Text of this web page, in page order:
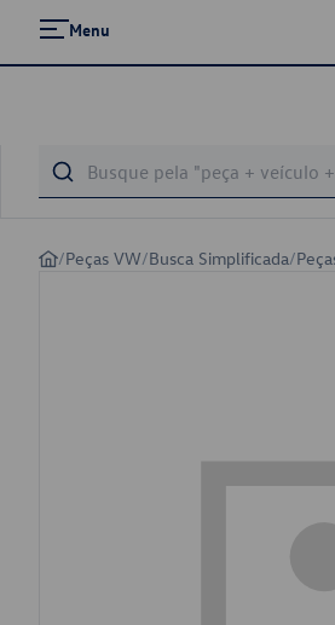
Menu
/Peças VW/Busca Simplificada/